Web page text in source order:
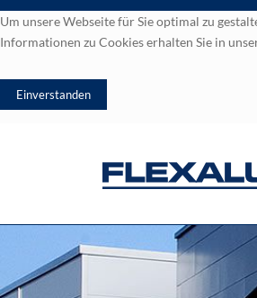
Um unsere Webseite für Sie optimal zu
Informationen zu Cookies erhalten Sie in